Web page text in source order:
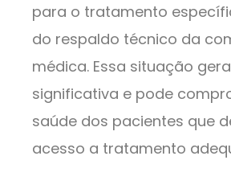
para o tratamento
do respaldo técnico da
médica. Essa situação
significativa e pode
saúde dos pacientes que
acesso a tratamento